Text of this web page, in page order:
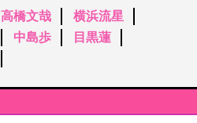
高橋文哉
横浜流星
中島歩
目黒蓮